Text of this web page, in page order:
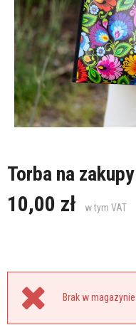
Torba na
10,00 zł w tym VAT
Brak w magazynie